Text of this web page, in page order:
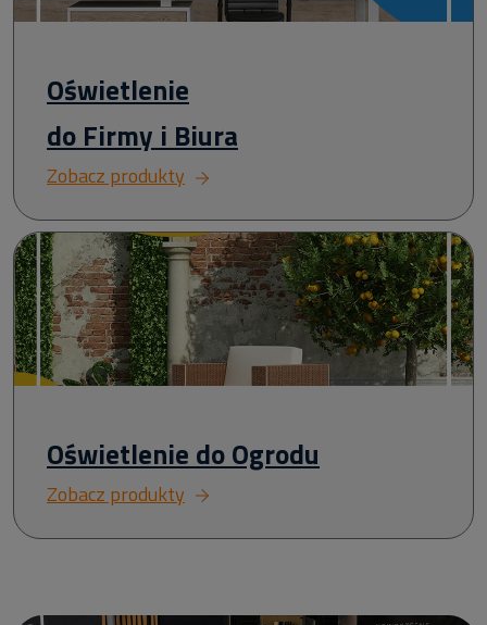
Oświetlenie
do Firmy i Biura
Zobacz produkty
Oświetlenie do Ogrodu
Zobacz produkty